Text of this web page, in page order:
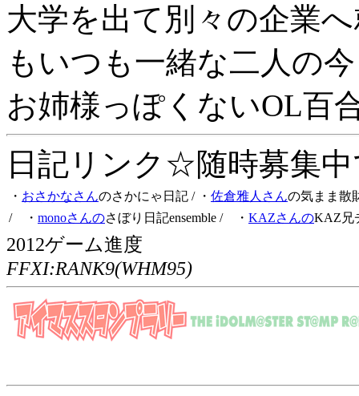
大学を出て別々の企業
もいつも一緒な二人の
お姉様っぽくないOL百
日記リンク☆随時募集
・ おさかなさんのさかにゃ日記 / ・ 佐倉雅人さんの気まま散
/ ・ monoさんのさぼり日記ensemble / ・ KAZさんのKAZ兄
2012ゲーム進度
FFXI:RANK9(WHM95)